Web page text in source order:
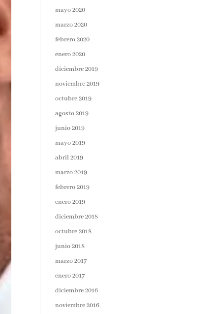
mayo 2020
marzo 2020
febrero 2020
enero 2020
diciembre 2019
noviembre 2019
octubre 2019
agosto 2019
junio 2019
mayo 2019
abril 2019
marzo 2019
febrero 2019
enero 2019
diciembre 2018
octubre 2018
junio 2018
marzo 2017
enero 2017
diciembre 2016
noviembre 2016